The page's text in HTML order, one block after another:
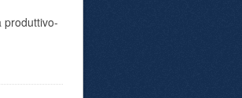
produttivo-